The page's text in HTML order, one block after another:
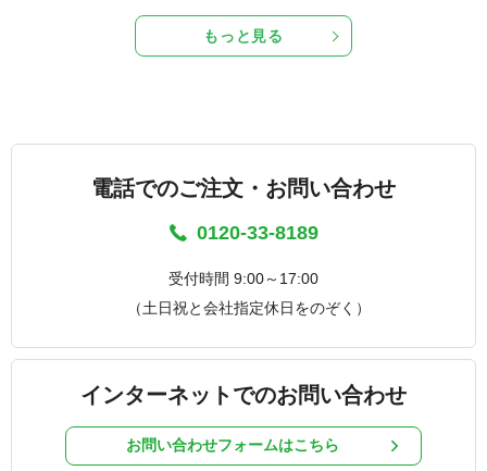
もっと見る
電話でのご注文・お問い合わせ
0120-33-8189
受付時間 9:00～17:00
（土日祝と会社指定休日をのぞく）
インターネットでのお問い合わせ
お問い合わせフォームはこちら